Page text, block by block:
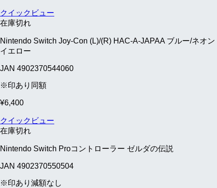
クイックビュー
在庫切れ
Nintendo Switch Joy-Con (L)/(R) HAC-A-JAPAA ブルー/ネオン
イエロー
JAN 4902370544060
※印あり同額
¥6,400
クイックビュー
在庫切れ
Nintendo Switch Proコントローラー ゼルダの伝説
JAN 4902370550504
※印あり減額なし